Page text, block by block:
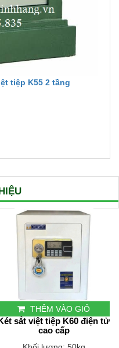
tiệp K55 2 tầng
THÊM VÀO GIỎ
sắt việt tiệp K60 điện tử
cao cấp